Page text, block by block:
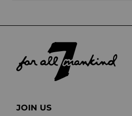
JOIN US